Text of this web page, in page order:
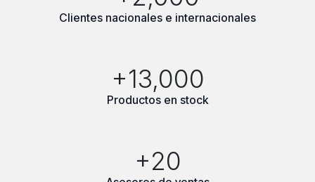
Clientes nacionales e internacionales
+13,000
Productos en stock
+20